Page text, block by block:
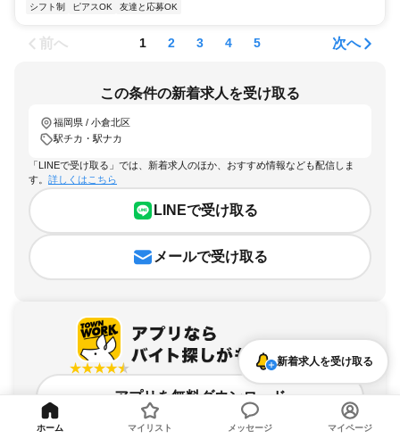
シフト制
ピアスOK 友達と応募OK
前へ 1 2 3 4 5 次へ
この条件の新着求人を受け取る
福岡県 / 小倉北区
駅チカ・駅ナカ
「LINEで受け取る」では、新着求人のほか、おすすめ情報なども配信しま
す。 詳しくはこちら
LINEで受け取る
メールで受け取る
アプリを無料ダウンロード
新着求人を受け取る
ホーム マイリスト メッセージ マイページ